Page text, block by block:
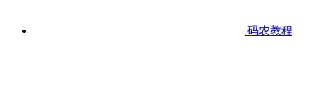
码农教程